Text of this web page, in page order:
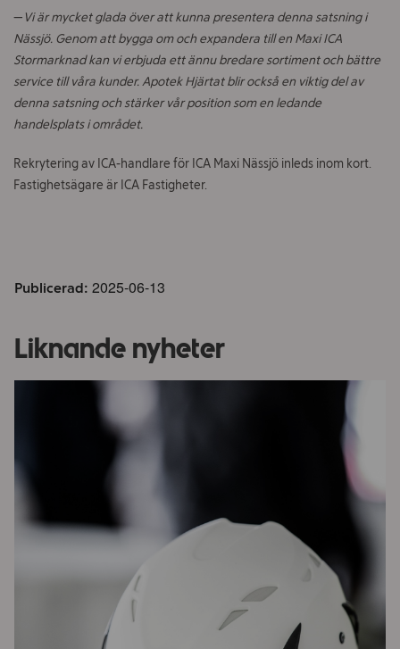
Vad
söker
du?
— Vi är mycket glada över att kunna presentera denna satsning i
Nässjö. Genom att bygga om och expandera till en Maxi ICA
Stormarknad kan vi erbjuda ett ännu bredare sortiment och bättre
service till våra kunder. Apotek Hjärtat blir också en viktig del av
denna satsning och stärker vår position som en ledande
handelsplats i området.
Rekrytering av ICA-handlare för ICA Maxi Nässjö inleds inom kort.
Fastighetsägare är ICA Fastigheter.
Publicerad: 2025-06-13
Liknande nyheter